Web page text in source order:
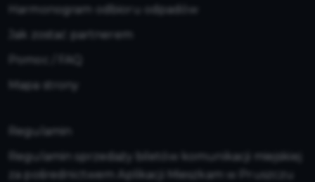
Harmonogram odbioru odpadów
Jak zostać partnerem
Mapa strony
Regulamin
Regulamin sprzedaży biletów komunikacji miejskiej
za pośrednictwem Aplikacji Mieszkam w Pruszczu